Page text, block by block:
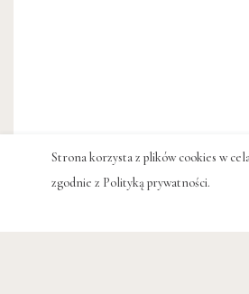
Strona korzysta z plików cookies w
zgodnie z Polityką prywatności.